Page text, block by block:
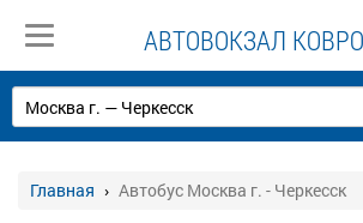
АВТОВОКЗАЛ
Главная Автобус Москва г. - Черкесск